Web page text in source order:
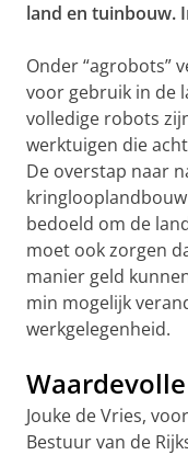
land en tuinbouw.
Onder “agrobots”
voor gebruik in de
volledige robots
werktuigen die
De overstap naar
bedoeld om de
moet ook zorgen
manier geld
min mogelijk
werkgelegenheid.
Jouke de Vries,
Bestuur van de